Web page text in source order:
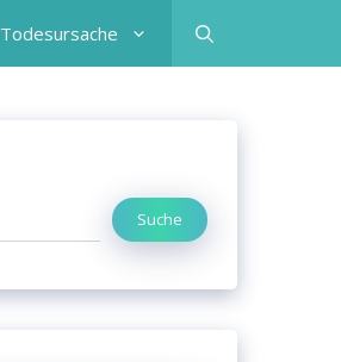
Todesursache
Suche